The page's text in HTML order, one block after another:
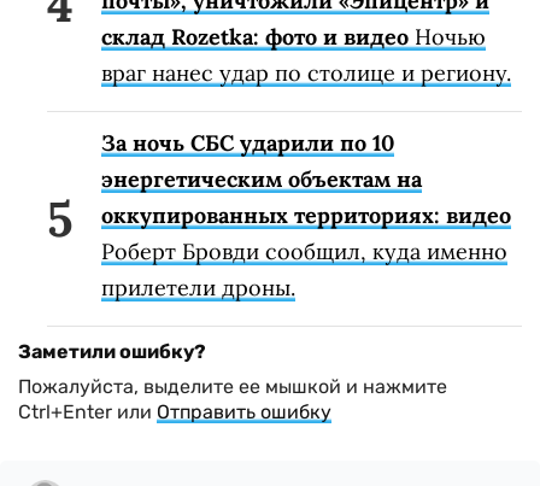
склад Rozetka: фото и видео Ночью
враг нанес удар по столице и региону.
За ночь СБС ударили по 10
энергетическим объектам на
оккупированных территориях: видео
Роберт Бровди сообщил, куда именно
прилетели дроны.
Заметили ошибку?
Пожалуйста, выделите ее мышкой и нажмите
Ctrl+Enter или Отправить ошибку